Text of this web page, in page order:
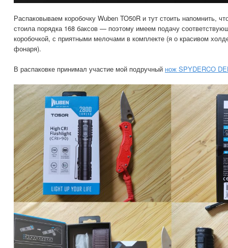
Распаковываем коробочку Wuben TO50R и тут стоить напомнить,
стоила порядка 168 баксов — поэтому имеем подачу
коробочкой, с приятными мелочами в комплекте (я о красивом
фонаря).
В распаковке принимал участие мой подручный нож SPYDERCO